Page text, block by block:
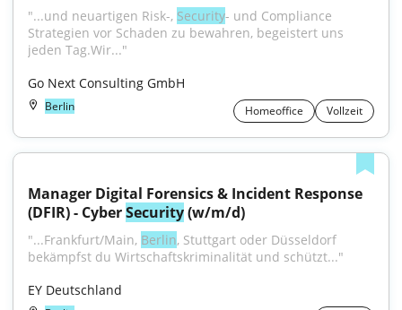
"...und neuartigen Risk-, Security- und Compliance
Strategien vor Schaden zu bewahren, begeistert uns
jeden Tag.Wir..."
Go Next Consulting GmbH
Berlin Homeoffice Vollzeit
Manager Digital Forensics & Incident Response
(DFIR) - Cyber Security (w/m/d)
"...Frankfurt/Main, Berlin, Stuttgart oder Düsseldorf
bekämpfst du Wirtschaftskriminalität und schützt..."
EY Deutschland